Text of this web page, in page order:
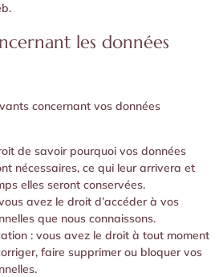
les données
concernant vos données
de savoir pourquoi vos données
nécessaires, ce qui leur arrivera et
elles seront conservées.
avez le droit d’accéder à vos
que nous connaissons.
: vous avez le droit à tout moment
faire supprimer ou bloquer vos